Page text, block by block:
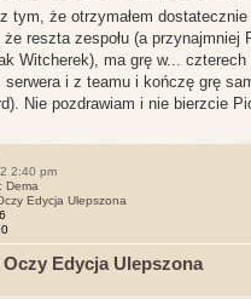
tym, że otrzymałem
że reszta zespołu (a przynajmniej
Witcherek), ma grę w... czterech
serwera i z teamu i kończę grę
Nie pozdrawiam i nie bierzcie
2:40 pm
Dema
Edycja Ulepszona
Oczy Edycja Ulepszona